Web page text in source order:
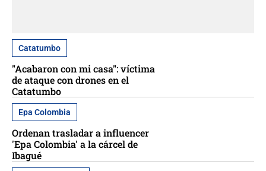
Catatumbo
"Acabaron con mi casa": víctima
de ataque con drones en el
Catatumbo
Epa Colombia
Ordenan trasladar a influencer
'Epa Colombia' a la cárcel de
Ibagué